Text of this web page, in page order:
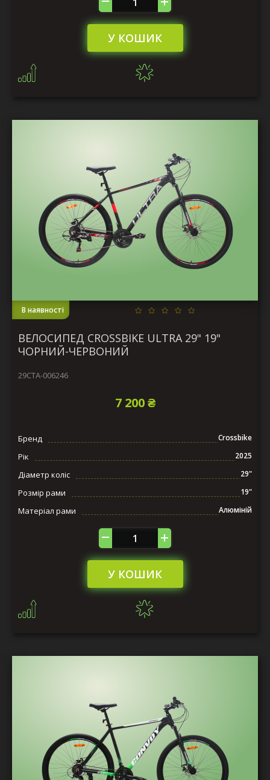
У КОШИК
В наявності
ВЕЛОСИПЕД CROSSBIKE ULTRA 29" 19"
ЧОРНИЙ-ЧЕРВОНИЙ
29СTA-006246
7 200 ₴
Бренд Crossbike
Рік 2025
Діаметр коліс 29"
Розмір рами 19"
Матеріал рами Алюміній
У КОШИК